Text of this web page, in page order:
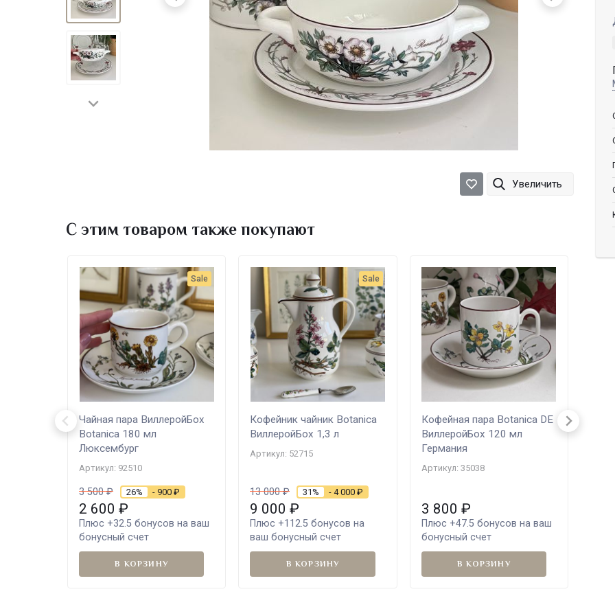
Увеличить
С этим товаром также покупают
Sale
Чайная пара ВиллеройБох
Botanica 180 мл
Люксембург
Артикул: 92510
3 500₽ 26% - 900 ₽
2 600 ₽
Плюс +32.5 бонусов на ваш
бонусный счет
В КОРЗИНУ
Sale
Кофейник чайник Botanica
ВиллеройБох 1,3 л
Артикул: 52715
13 000₽ 31% - 4 000₽
9 000₽
Плюс +112.5 бонусов на
ваш бонусный счет
В КОРЗИНУ
Кофейная пара Botanica DE
ВиллеройБох 120 мл
Германия
Артикул: 35038
3 800 ₽
Плюс +47.5бонусов на ваш
бонусный счет
В КОРЗИНУ